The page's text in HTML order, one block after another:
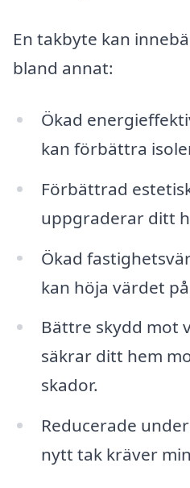
En takbyte kan
bland annat:
Ökad
kan förbättra
Förbättrad
uppgraderar ditt
Ökad
kan höja värdet
Bättre skydd mot
säkrar ditt hem
skador.
Reducerade
nytt tak kräver